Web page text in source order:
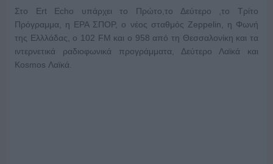
Στο Ert Εcho υπάρχει το Πρώτο,το Δεύτερο ,το Τρίτο
Πρόγραμμα, η ΕΡΑ ΣΠΟΡ, ο νέος σταθμός Zeppelin, η Φωνή
της Ελλλάδας, ο 102 FM και ο 958 από τη Θεσσαλονίκη και τα
ιντερνετικά ραδιοφωνικά προγράμματα, Δεύτερο Λαϊκά και
Kosmos Λαϊκά.